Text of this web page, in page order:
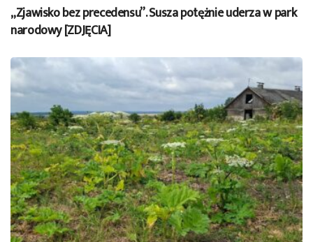
„Zjawisko bez precedensu”. Susza potężnie uderza w park
narodowy [ZDJĘCIA]